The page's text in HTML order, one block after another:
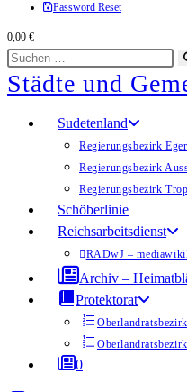
springenPassword Reset
0,00 €
Diese
Website
durchsuchen
Städte und
Sudetenland
Regierungsbezirk Eger
Regierungsbezirk
Regierungsbezirk
Schöberlinie
Reichsarbeitsdienst
RADwJ – mediawiki
Archiv –
Protektorat
0